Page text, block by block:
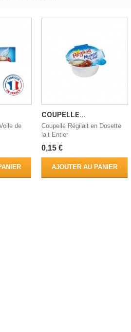
de
COUPELLE...
Coupelle Régilait en Dosette
lait Entier
0,15 €
AJOUTER AU PANIER